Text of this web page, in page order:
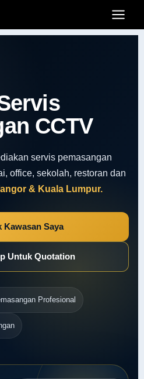
Main
Menu
CCTV
servis pemasangan
office, sekolah, restoran dan
& Kuala Lumpur.
Kawasan Saya
Untuk Quotation
Profesional